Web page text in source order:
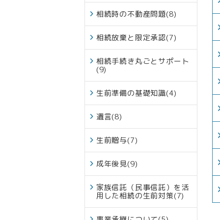
相続時の不動産問題(8)
相続放棄と限定承認(7)
相続手続き丸ごとサポート
(9)
生前準備の基礎知識(4)
遺言(8)
生前贈与(7)
成年後見(9)
家族信託（民事信託）を活
用した相続の生前対策(7)